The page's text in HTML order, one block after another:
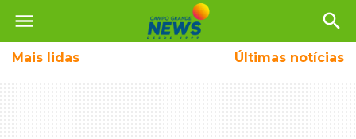
menu search
Mais lidas Últimas notícias